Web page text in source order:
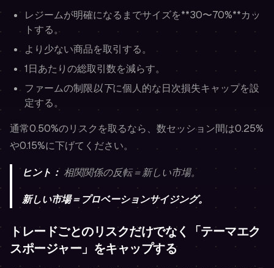
レジームが明確になるまでサイズを**30〜70%**カッ
トする。
より少ない商品を取引する。
1日あたりの総取引数を減らす。
ファームの制限以下に個人的な日次損失キャップを設
定する。
通常0.50%のリスクを取るなら、数セッション間は0.25%
や0.15%に下げてください。
ヒント： 相関関係の反転＝新しい市場。
新しい市場＝プロベーションサイジング。
トレードごとのリスクだけでなく「テーマエク
スポージャー」をキャップする